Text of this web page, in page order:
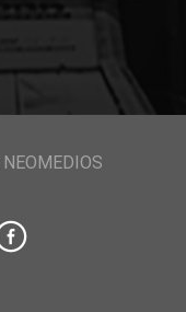
NEOMEDIOS